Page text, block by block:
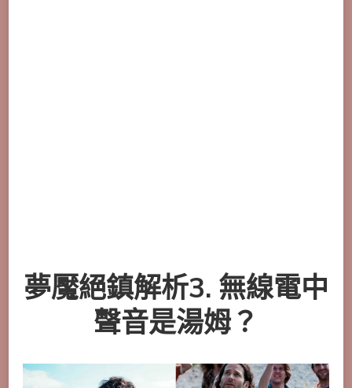
夢魘絕鎮解析3. 無線電中
聲音是湯姆？